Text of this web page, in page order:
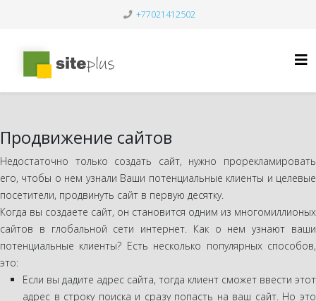
+77021412502
Продвижение сайтов
Недостаточно только создать сайт, нужно прорекламировать
его, чтобы о нем узнали Ваши потенциальные клиенты и целевые
посетители, продвинуть сайт в первую десятку.
Когда вы создаете сайт, он становится одним из многомиллионых
сайтов в глобальной сети интернет. Как о нем узнают ваши
потенциальные клиенты? Есть несколько популярных способов,
это:
Если вы дадите адрес сайта, тогда клиент сможет ввести этот
адрес в строку поиска и сразу попасть на ваш сайт. Но это